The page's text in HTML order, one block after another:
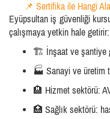
📌 Sertifika ile Hangi
Eyüpsultan iş güvenliği
çalışmaya yetkin hale getirir:
🏗️ İnşaat ve şantiye
🏭 Sanayi ve üretim
🏨 Hizmet sektörü:
🏥 Sağlık sektörü: